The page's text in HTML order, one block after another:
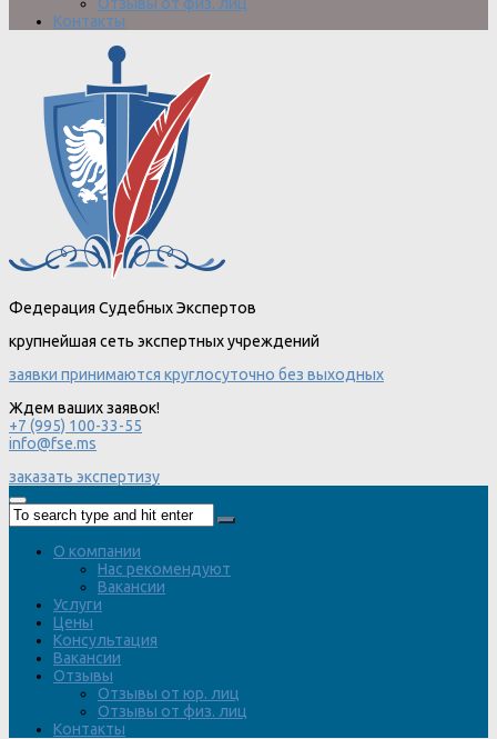
Отзывы от физ. лиц
Контакты
Федерация Судебных Экспертов
крупнейшая сеть экспертных учреждений
заявки принимаются круглосуточно без выходных
Ждем ваших заявок!
+7 (995) 100-33-55
info@fse.ms
заказать экспертизу
О компании
Нас рекомендуют
Вакансии
Услуги
Цены
Консультация
Вакансии
Отзывы
Отзывы от юр. лиц
Отзывы от физ. лиц
Контакты